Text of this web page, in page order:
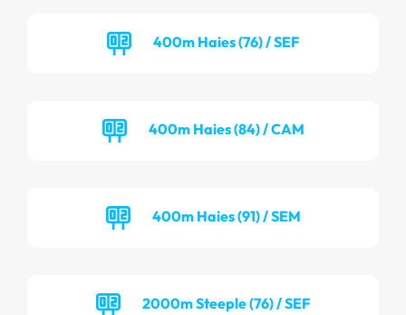
400m Haies (76) / SEF
400m Haies (84) / CAM
400m Haies (91) / SEM
2000m Steeple (76) / SEF